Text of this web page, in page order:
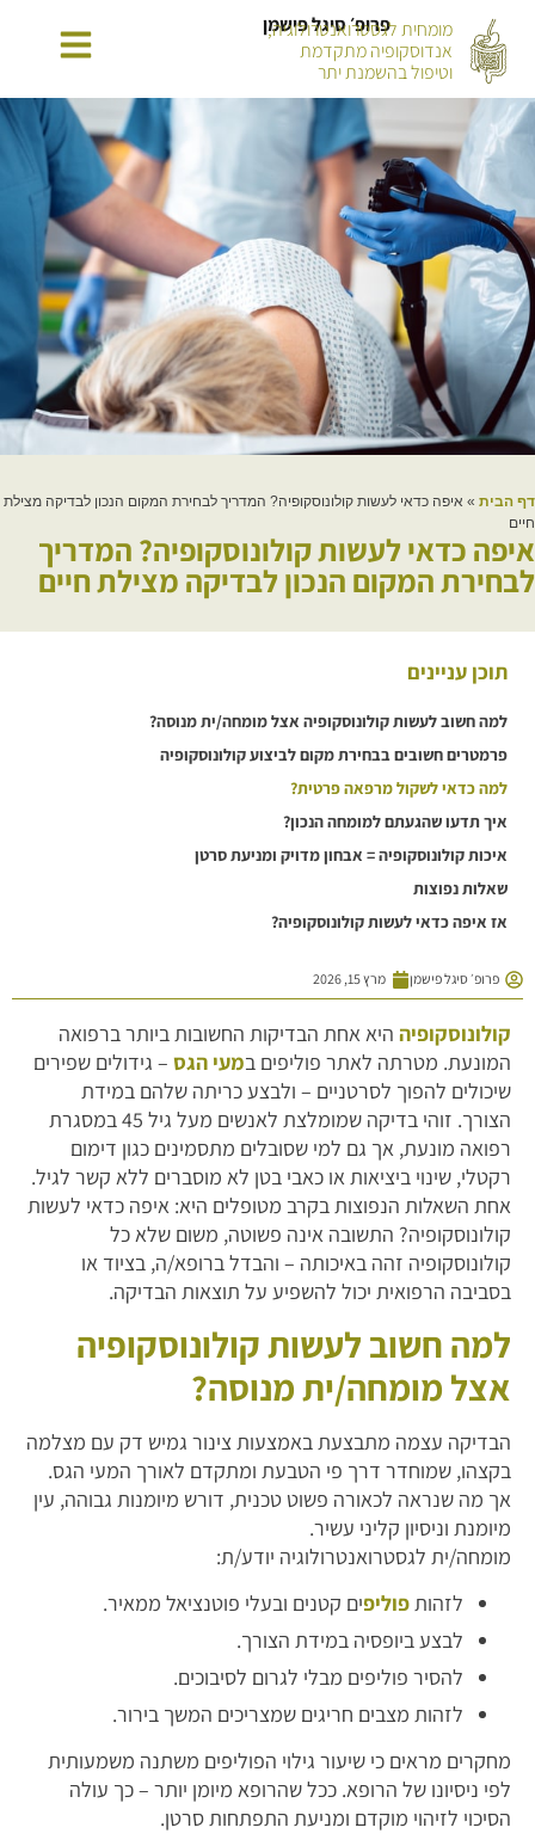
פרופ׳ סיגל פישמן
מומחית לגסטרואנטרולוגיה,
אנדוסקופיה מתקדמת
וטיפול בהשמנת יתר
דף הבית » איפה כדאי לעשות קולונוסקופיה? המדריך לבחירת המקום הנכון לבדיקה מצילת
חיים
איפה כדאי לעשות קולונוסקופיה? המדריך
לבחירת המקום הנכון לבדיקה מצילת חיים
תוכן עניינים
למה חשוב לעשות קולונוסקופיה אצל מומחה/ית מנוסה?
פרמטרים חשובים בבחירת מקום לביצוע קולונוסקופיה
למה כדאי לשקול מרפאה פרטית?
איך תדעו שהגעתם למומחה הנכון?
איכות קולונוסקופיה = אבחון מדויק ומניעת סרטן
שאלות נפוצות
אז איפה כדאי לעשות קולונוסקופיה?
פרופ׳ סיגל פישמן מרץ 15, 2026
קולונוסקופיה היא אחת הבדיקות החשובות ביותר ברפואה
המונעת. מטרתה לאתר פוליפים במעי הגס – גידולים שפירים
שיכולים להפוך לסרטניים – ולבצע כריתה שלהם במידת
הצורך. זוהי בדיקה שמומלצת לאנשים מעל גיל 45 במסגרת
רפואה מונעת, אך גם למי שסובלים מתסמינים כגון דימום
רקטלי, שינוי ביציאות או כאבי בטן לא מוסברים ללא קשר לגיל.
אחת השאלות הנפוצות בקרב מטופלים היא: איפה כדאי לעשות
קולונוסקופיה? התשובה אינה פשוטה, משום שלא כל
קולונוסקופיה זהה באיכותה – והבדל ברופא/ה, בציוד או
בסביבה הרפואית יכול להשפיע על תוצאות הבדיקה.
למה חשוב לעשות קולונוסקופיה
אצל מומחה/ית מנוסה?
הבדיקה עצמה מתבצעת באמצעות צינור גמיש דק עם מצלמה
בקצהו, שמוחדר דרך פי הטבעת ומתקדם לאורך המעי הגס.
אך מה שנראה לכאורה פשוט טכנית, דורש מיומנות גבוהה, עין
מיומנת וניסיון קליני עשיר.
מומחה/ית לגסטרואנטרולוגיה יודע/ת:
לזהותפוליפים קטנים ובעלי פוטנציאל ממאיר.
לבצע ביופסיה במידת הצורך.
להסיר פוליפים מבלי לגרום לסיבוכים.
לזהות מצבים חריגים שמצריכים המשך בירור.
מחקרים מראים כי שיעור גילוי הפוליפים משתנה משמעותית
לפי ניסיונו של הרופא. ככל שהרופא מיומן יותר – כך עולה
הסיכוי לזיהוי מוקדם ומניעת התפתחות סרטן.